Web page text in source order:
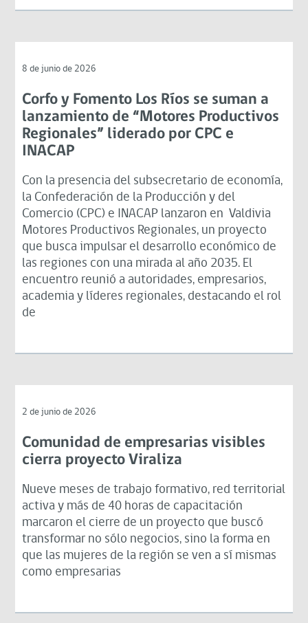
8 de junio de 2026
Corfo y Fomento Los Ríos se suman a
lanzamiento de “Motores Productivos
Regionales” liderado por CPC e
INACAP
Con la presencia del subsecretario de economía,
la Confederación de la Producción y del
Comercio (CPC) e INACAP lanzaron en Valdivia
Motores Productivos Regionales, un proyecto
que busca impulsar el desarrollo económico de
las regiones con una mirada al año 2035. El
encuentro reunió a autoridades, empresarios,
academia y líderes regionales, destacando el rol
de
2 de junio de 2026
Comunidad de empresarias visibles
cierra proyecto Viraliza
Nueve meses de trabajo formativo, red territorial
activa y más de 40 horas de capacitación
marcaron el cierre de un proyecto que buscó
transformar no sólo negocios, sino la forma en
que las mujeres de la región se ven a sí mismas
como empresarias